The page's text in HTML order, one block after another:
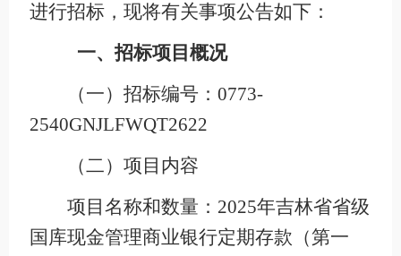
进行招标，现将有关事项公告如下：
一、招标项目概况
（一）招标编号：0773-
2540GNJLFWQT2622
（二）项目内容
项目名称和数量：2025年吉林省省级
国库现金管理商业银行定期存款（第一